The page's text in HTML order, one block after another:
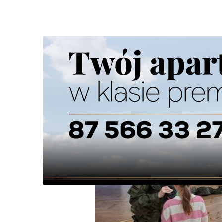
Ścieżka
nawigacyjna
Strona główna
Z ŻYCIA SZKÓŁ 30/06/2026/ 0 Komentarzy
„Edukacja z wojskiem” w suwalskich